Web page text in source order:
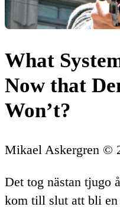
What
Now that
Won’t?
Mikael Askergren ©
Det tog nästan tjugo
kom till slut att bli